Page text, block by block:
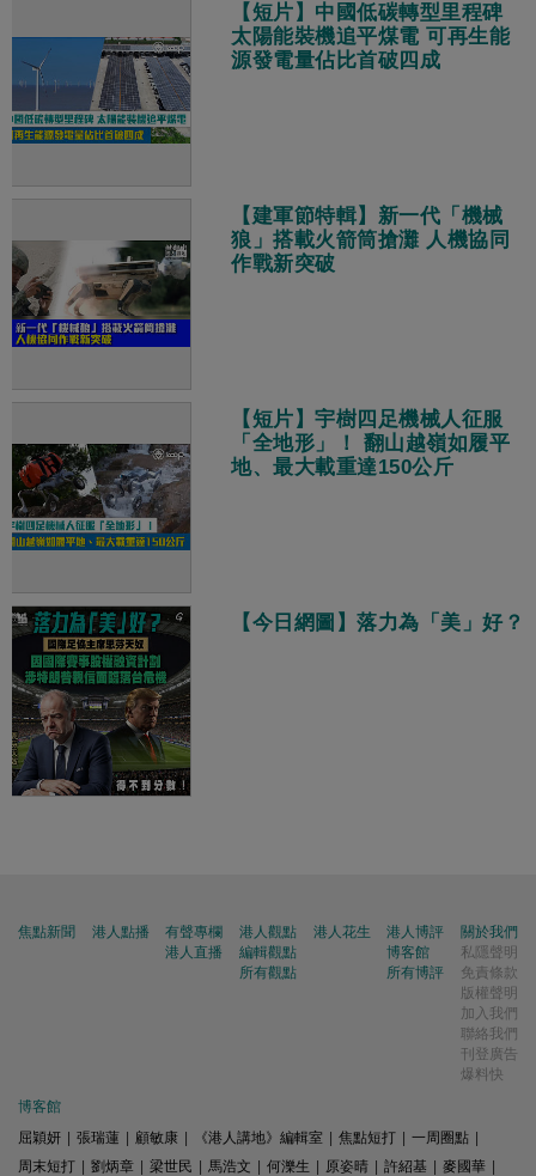
【短片】中國低碳轉型里程碑
太陽能裝機追平煤電 可再生能
源發電量佔比首破四成
【建軍節特輯】新一代「機械
狼」搭載火箭筒搶灘 人機協同
作戰新突破
【短片】宇樹四足機械人征服
「全地形」！ 翻山越嶺如履平
地、最大載重達150公斤
【今日網圖】落力為「美」好？
焦點新聞 港人點播
有聲專欄
港人直播
港人觀點
編輯觀點
所有觀點
港人花生
港人博評
博客館
所有博評
關於我們
私隱聲明
免責條款
版權聲明
加入我們
聯絡我們
刊登廣告
爆料快
博客館
屈穎妍
張瑞蓮 顧敏康 《港人講地》編輯室 焦點短打 一周圈點
周末短打
劉炳章 梁世民 馬浩文 何濼生 原姿晴 許紹基 麥國華